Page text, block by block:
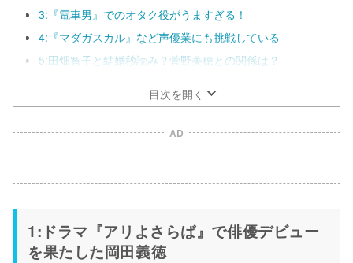
3:『電車男』でのオタク役がうますぎる！
4:『マダガスカル』など声優業にも挑戦している
5:田畑智子と結婚秒読み？菅野美穂との関係は？
目次を開く
AD
1:ドラマ『アリよさらば』で俳優デビュー
を果たした岡田義徳